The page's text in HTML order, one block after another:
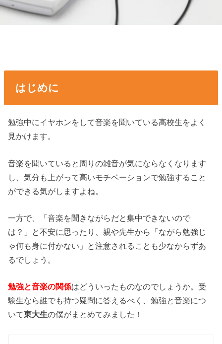
はじめに
勉強中にイヤホンをして音楽を聞いている高校生をよく
見かけます。
音楽を聞いていると周りの雑音が気にならなくなります
し、気分も上がって高いモチベーションで勉強すること
ができる気がしますよね。
一方で、「音楽を聞きながらだと集中できないので
は？」と不安に思ったり、親や先生から「ながら勉強じ
ゃ何も身に付かない」と注意されることも少なからずあ
るでしょう。
勉強と音楽の関係はどういったものなのでしょうか。受
験生なら誰でも持つ疑問に答えるべく、勉強と音楽につ
いて東大生の僕がまとめてみました！